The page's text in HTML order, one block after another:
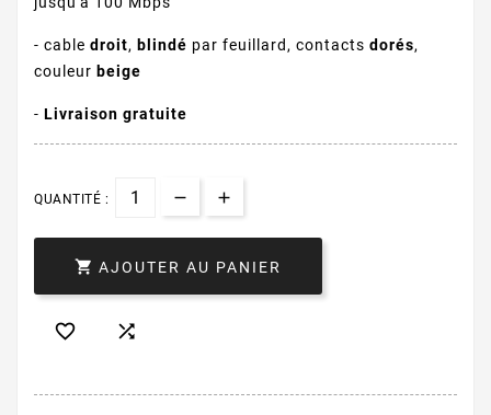
- cable droit, blindé par feuillard, contacts dorés,
couleur beige
- Livraison gratuite
QUANTITÉ :
 AJOUTER AU PANIER
 